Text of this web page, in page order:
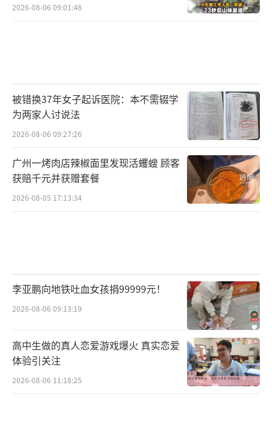
2026-08-06 09:01:48
被错换37年女子起诉医院：本不需辍学
为两家人讨说法
2026-08-06 09:27:26
广州一烤肉店辣椒面里发现活蠼螋 顾客
获赔千元并获赠套餐
2026-08-05 17:13:34
李亚鹏向地铁吐血女孩捐99999元！
2026-08-06 09:13:19
高中生做的真人恋爱游戏爆火 真实恋爱
体验引关注
2026-08-06 11:18:25